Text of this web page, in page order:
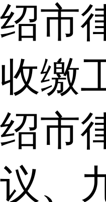
绍市
收缴
绍市
议、